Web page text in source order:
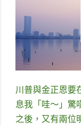
川普與金正恩要
息我「哇～」驚
之後，又有兩位